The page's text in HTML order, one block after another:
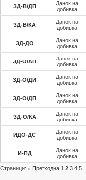
ЗД-В/ДП
Данок на
добивка
ЗД-В/КА
Данок на
добивка
ЗД-ДО
Данок на
добивка
ЗД-О/АП
Данок на
добивка
ЗД-О/ДИ
Данок на
добивка
ЗД-О/ДП
Данок на
добивка
ЗД-О/КА
Данок на
добивка
ИДО-ДС
Данок на
добивка
И-ПД
Данок на
добивка
Страници: « Претходна 1 2 3 4 5